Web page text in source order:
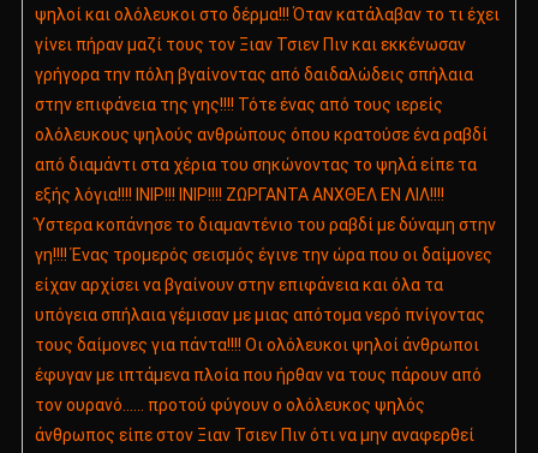
ψηλοί και ολόλευκοι στο δέρμα!!! Όταν κατάλαβαν το τι έχει
γίνει πήραν μαζί τους τον Ξιαν Τσιεν Πιν και εκκένωσαν
γρήγορα την πόλη βγαίνοντας από δαιδαλώδεις σπήλαια
στην επιφάνεια της γης!!!! Τότε ένας από τους ιερείς
ολόλευκους ψηλούς ανθρώπους όπου κρατούσε ένα ραβδί
από διαμάντι στα χέρια του σηκώνοντας το ψηλά είπε τα
εξής λόγια!!!! ΙΝΙΡ!!! ΙΝΙΡ!!!! ΖΩΡΓΑΝΤΑ ΑΝΧΘΕΛ ΕΝ ΛΙΛ!!!!
Ύστερα κοπάνησε το διαμαντένιο του ραβδί με δύναμη στην
γη!!!! Ένας τρομερός σεισμός έγινε την ώρα που οι δαίμονες
είχαν αρχίσει να βγαίνουν στην επιφάνεια και όλα τα
υπόγεια σπήλαια γέμισαν με μιας απότομα νερό πνίγοντας
τους δαίμονες για πάντα!!!! Οι ολόλευκοι ψηλοί άνθρωποι
έφυγαν με ιπτάμενα πλοία που ήρθαν να τους πάρουν από
τον ουρανό…… προτού φύγουν ο ολόλευκος ψηλός
άνθρωπος είπε στον Ξιαν Τσιεν Πιν ότι να μην αναφερθεί